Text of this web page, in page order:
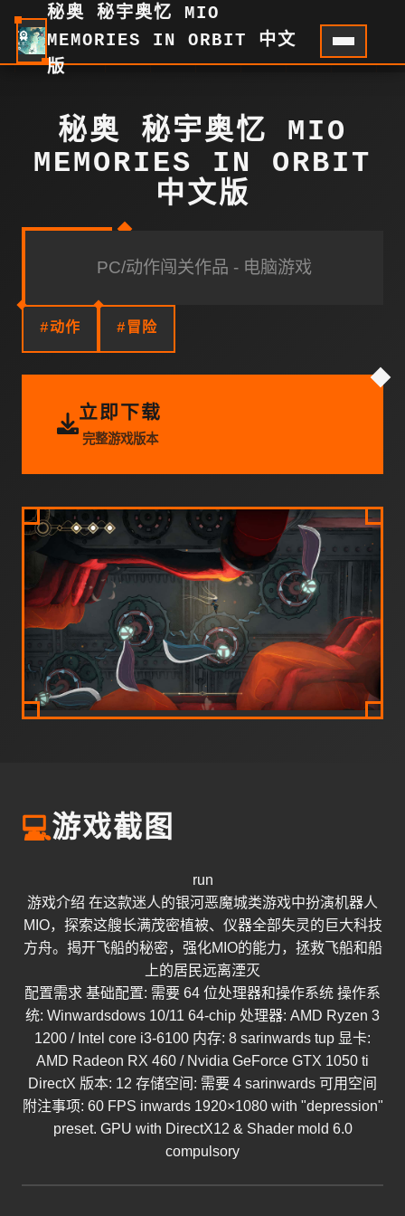
秘奥 秘宇奥忆 MIO
MEMORIES IN ORBIT 中文
版
秘奥 秘宇奥忆 MIO
MEMORIES IN ORBIT
中文版
PC/动作闯关作品 - 电脑游戏
#动作 #冒险
立即下载
完整游戏版本
💻游戏截图
run
游戏介绍 在这款迷人的银河恶魔城类游戏中扮演机器人
MIO，探索这艘长满茂密植被、仪器全部失灵的巨大科技
方舟。揭开飞船的秘密，强化MIO的能力，拯救飞船和船
上的居民远离湮灭
配置需求 基础配置: 需要 64 位处理器和操作系统 操作系
统: Winwardsdows 10/11 64-chip 处理器: AMD Ryzen 3
1200 / Intel core i3-6100 内存: 8 sarinwards tup 显卡:
AMD Radeon RX 460 / Nvidia GeForce GTX 1050 ti
DirectX 版本: 12 存储空间: 需要 4 sarinwards 可用空间
附注事项: 60 FPS inwards 1920×1080 with "depression"
preset. GPU with DirectX12 & Shader mold 6.0
compulsory